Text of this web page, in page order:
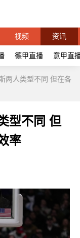
视频 资讯
德甲直播 意甲直
两人类型不同 但在各
型不同 但
率